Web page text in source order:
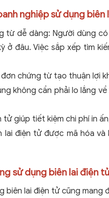
nghiệp sử dụng biên
từ dễ dàng: Người dùng
ở đâu. Việc sắp xếp tìm
chứng từ tạo thuận lợi
không cần phải lo lắng
tử giúp tiết kiệm chi phí in
lai điện tử được mã hóa
sử dụng biên lai điện
biên lai điện tử cũng mang